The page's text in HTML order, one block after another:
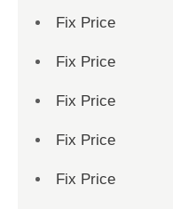
Fix Price
Fix Price
Fix Price
Fix Price
Fix Price